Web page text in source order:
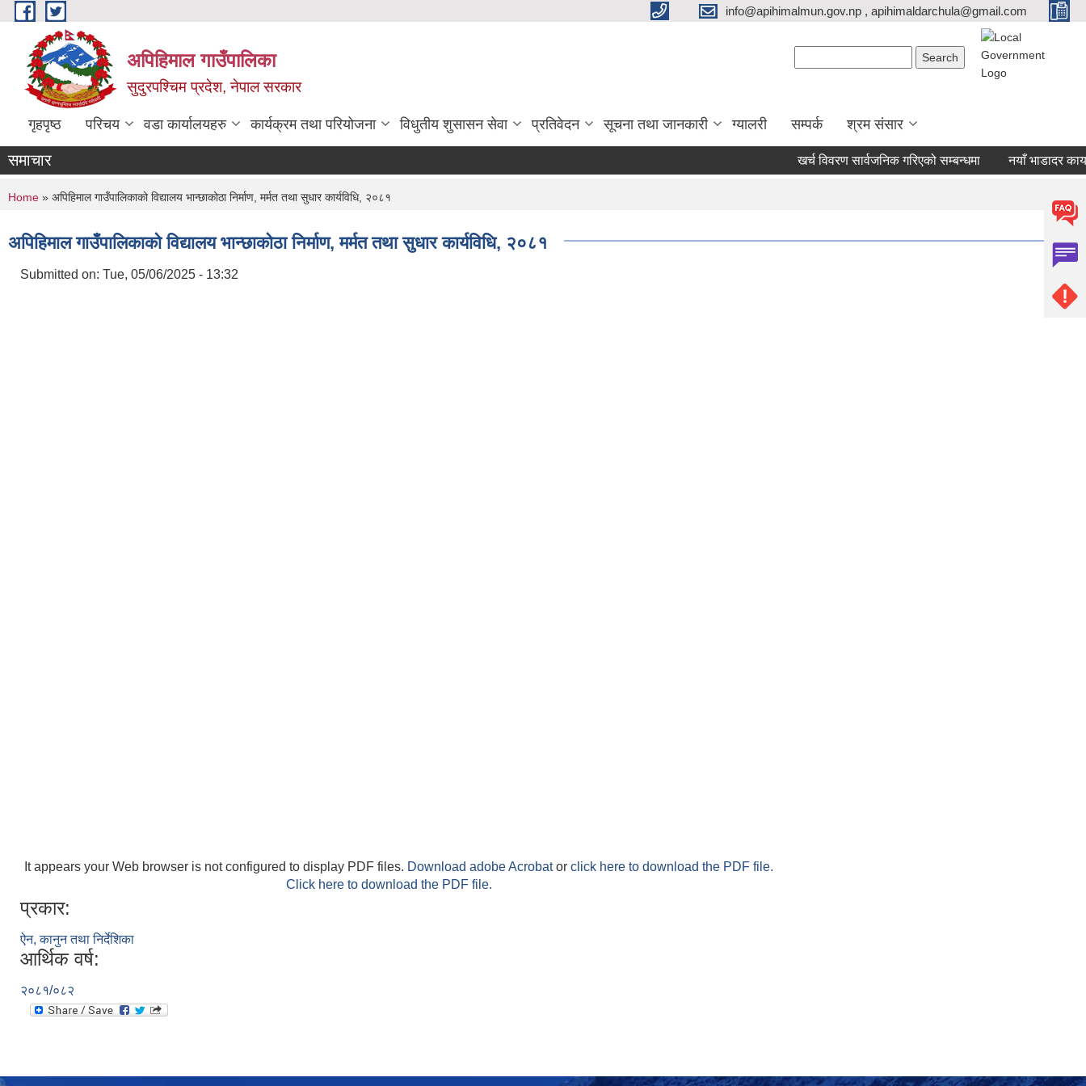
Skip to main content info@apihimalmun.gov.np , apihimaldarchula@gmail.com
अपिहिमाल गाउँपालिका
सुदुरपश्चिम प्रदेश, नेपाल सरकार
गृहपृष्ठ परिचय वडा कार्यालयहरु कार्यक्रम तथा परियोजना विधुतीय शुसासन सेवा प्रतिवेदन सूचना तथा जानकारी ग्यालरी सम्पर्क श्रम संसार
समाचार खर्च विवरण सार्वजनिक गरिएको सम्बन्धमा नयाँ भाडादर कायम
You are here
Home » अपिहिमाल गाउँपालिकाको विद्यालय भान्छाकोठा निर्माण, मर्मत तथा सुधार कार्यविधि, २०८१
अपिहिमाल गाउँपालिकाको विद्यालय भान्छाकोठा निर्माण, मर्मत तथा सुधार कार्यविधि, २०८१
Submitted on: Tue, 05/06/2025 - 13:32
It appears your Web browser is not configured to display PDF files. Download adobe Acrobator click here to download the PDF file.
Click here to download the PDF file.
प्रकार:
ऐन, कानुन तथा निर्देशिका
आर्थिक वर्ष:
२०८१/०८२